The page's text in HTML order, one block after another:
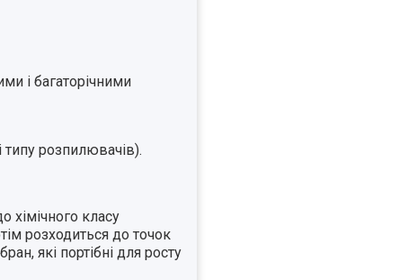
і багаторічними
типу розпилювачів).
хімічного класу
розходиться до точок
які портібні для росту